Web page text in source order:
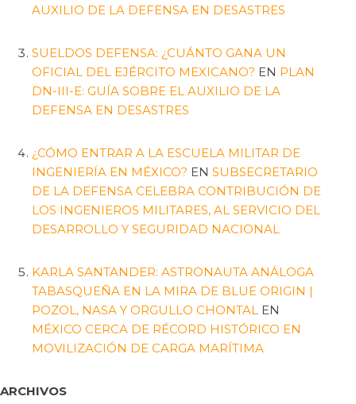
AUXILIO DE LA DEFENSA EN DESASTRES
SUELDOS DEFENSA: ¿CUÁNTO GANA UN
OFICIAL DEL EJÉRCITO MEXICANO? EN PLAN
DN-III-E: GUÍA SOBRE EL AUXILIO DE LA
DEFENSA EN DESASTRES
¿CÓMO ENTRAR A LA ESCUELA MILITAR DE
INGENIERÍA EN MÉXICO? EN SUBSECRETARIO
DE LA DEFENSA CELEBRA CONTRIBUCIÓN DE
LOS INGENIEROS MILITARES, AL SERVICIO DEL
DESARROLLO Y SEGURIDAD NACIONAL
KARLA SANTANDER: ASTRONAUTA ANÁLOGA
TABASQUEÑA EN LA MIRA DE BLUE ORIGIN |
POZOL, NASA Y ORGULLO CHONTAL EN
MÉXICO CERCA DE RÉCORD HISTÓRICO EN
MOVILIZACIÓN DE CARGA MARÍTIMA
ARCHIVOS